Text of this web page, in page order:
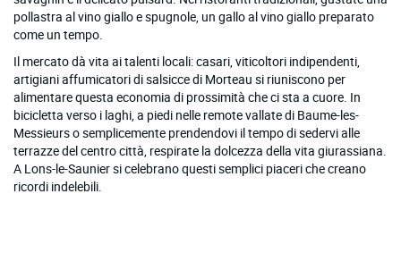
pollastra al vino giallo e spugnole, un gallo al vino giallo preparato
come un tempo.
Il mercato dà vita ai talenti locali: casari, viticoltori indipendenti,
artigiani affumicatori di salsicce di Morteau si riuniscono per
alimentare questa economia di prossimità che ci sta a cuore. In
bicicletta verso i laghi, a piedi nelle remote vallate di Baume-les-
Messieurs o semplicemente prendendovi il tempo di sedervi alle
terrazze del centro città, respirate la dolcezza della vita giurassiana.
A Lons-le-Saunier si celebrano questi semplici piaceri che creano
ricordi indelebili.